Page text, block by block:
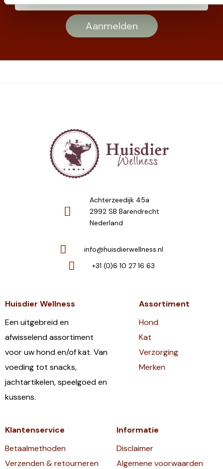
Achterzeedijk 45a
2992 SB Barendrecht
Nederland
info@huisdierwellness.nl
+31 (0)6 10 27 16 63
Huisdier Wellness
Een uitgebreid en
afwisselend assortiment
voor uw hond en/of kat. Van
voeding tot snacks,
jachtartikelen, speelgoed en
kussens.
Assortiment
Hond
Kat
Verzorging
Merken
Klantenservice
Betaalmethoden
Verzenden & retourneren
Informatie
Disclaimer
Algemene voorwaarden